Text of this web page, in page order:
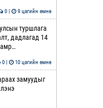
0 | 9 цагийн өмнө
туршлага
дадлагад 14
0 | 10 цагийн өмнө
замуудыг